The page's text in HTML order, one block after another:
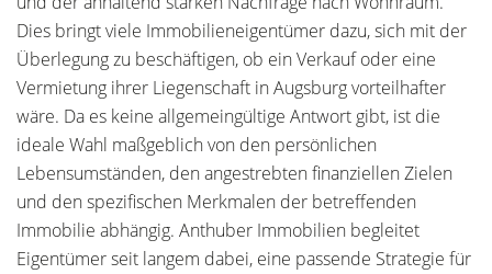
Dies bringt viele Immobilieneigentümer dazu, sich mit der
Überlegung zu beschäftigen, ob ein Verkauf oder eine
Vermietung ihrer Liegenschaft in Augsburg vorteilhafter
wäre. Da es keine allgemeingültige Antwort gibt, ist die
ideale Wahl maßgeblich von den persönlichen
Lebensumständen, den angestrebten finanziellen Zielen
und den spezifischen Merkmalen der betreffenden
Immobilie abhängig. Anthuber Immobilien begleitet
Eigentümer seit langem dabei, eine passende Strategie für